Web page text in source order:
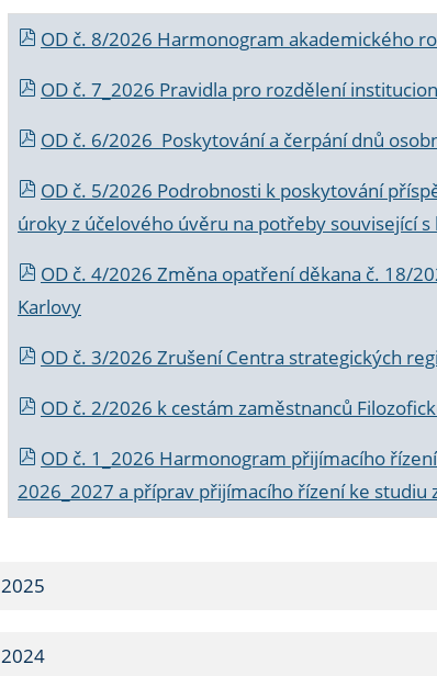
OD č. 8/2026 Harmonogram akademického
OD č. 7_2026 Pravidla pro rozdělení
OD č. 6/2026 Poskytování a čerpání dnů
OD č. 5/2026 Podrobnosti k poskytování
úroky z účelového úvěru na potřeby související
OD č. 4/2026 Změna opatření děkana č. 18/
Karlovy
OD č. 3/2026 Zrušení Centra strategických
OD č. 2/2026 k cestám zaměstnanců
OD č. 1_2026 Harmonogram přijímacího
2026_2027 a příprav přijímacího řízení ke
2025
2024